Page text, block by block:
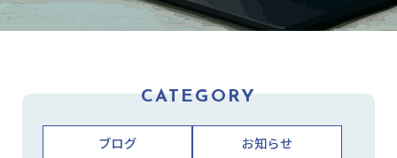
CATEGORY
ブログ
お知らせ